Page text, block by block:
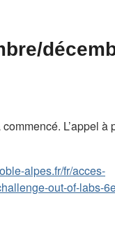
L’appel à
alpes.fr/fr/acces-
out-of-labs-